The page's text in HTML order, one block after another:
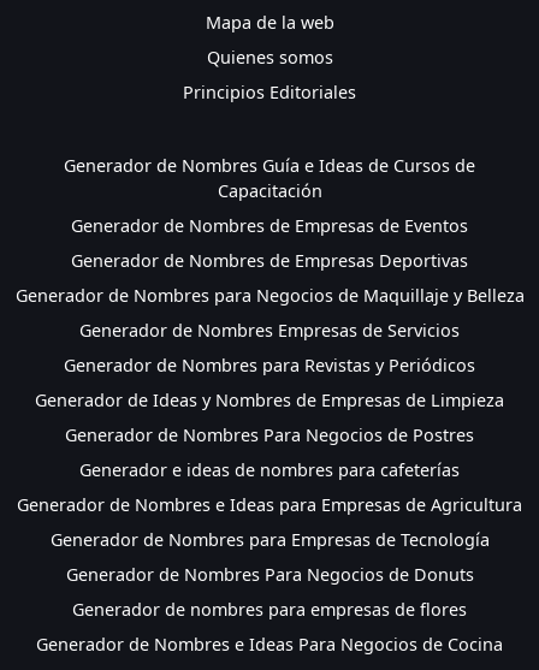
Mapa de la web
Quienes somos
Principios Editoriales
Generador de Nombres Guía e Ideas de Cursos de
Capacitación
Generador de Nombres de Empresas de Eventos
Generador de Nombres de Empresas Deportivas
Generador de Nombres para Negocios de Maquillaje y Belleza
Generador de Nombres Empresas de Servicios
Generador de Nombres para Revistas y Periódicos
Generador de Ideas y Nombres de Empresas de Limpieza
Generador de Nombres Para Negocios de Postres
Generador e ideas de nombres para cafeterías
Generador de Nombres e Ideas para Empresas de Agricultura
Generador de Nombres para Empresas de Tecnología
Generador de Nombres Para Negocios de Donuts
Generador de nombres para empresas de flores
Generador de Nombres e Ideas Para Negocios de Cocina